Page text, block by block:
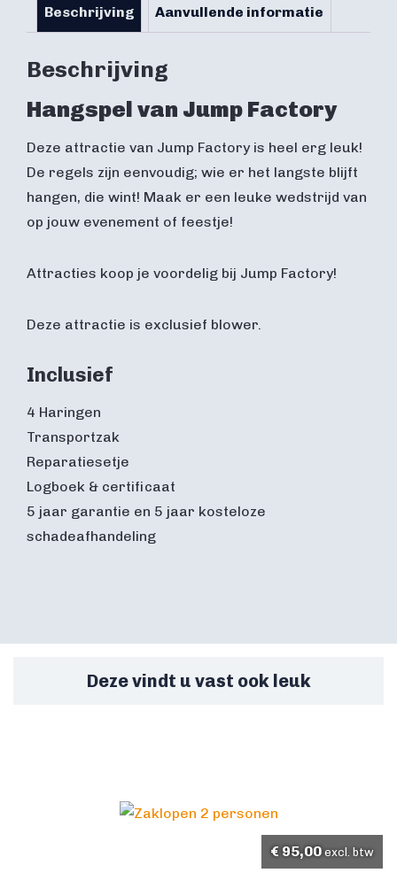
Beschrijving Aanvullende informatie
Beschrijving
Hangspel van Jump Factory
Deze attractie van Jump Factory is heel erg leuk!
De regels zijn eenvoudig; wie er het langste blijft
hangen, die wint! Maak er een leuke wedstrijd van
op jouw evenement of feestje!
Attracties koop je voordelig bij Jump Factory!
Deze attractie is exclusief blower.
Inclusief
4 Haringen
Transportzak
Reparatiesetje
Logboek & certificaat
5 jaar garantie en 5 jaar kosteloze
schadeafhandeling
Deze vindt u vast ook leuk
€ 95,00 excl. btw